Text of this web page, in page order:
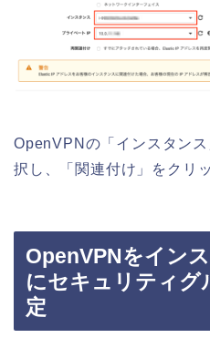
OpenVPNの「インスタン
択し、「関連付け」をクリ
OpenVPNをイン
にセキュリティグ
定